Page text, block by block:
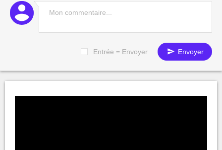
Entrée = Envoyer Envoyer